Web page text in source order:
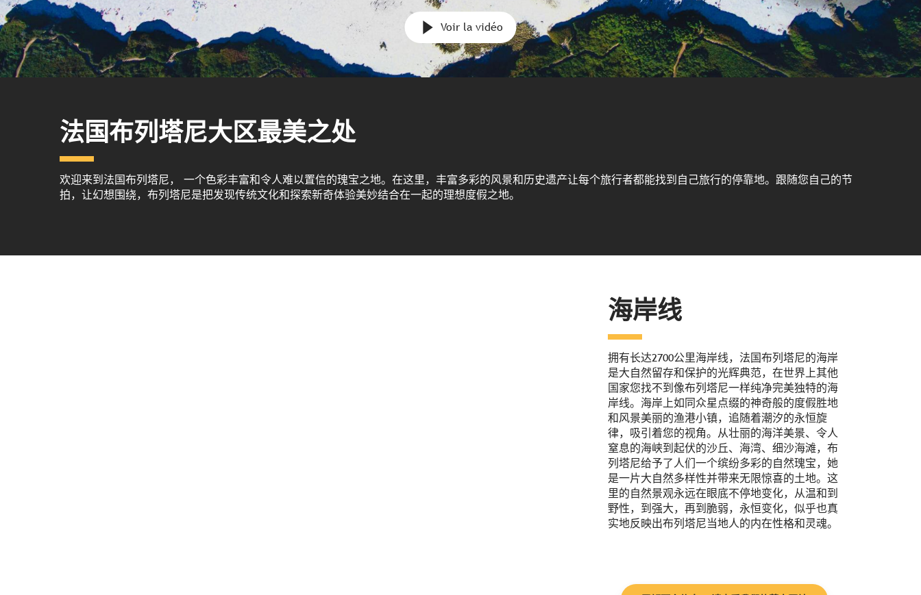
Voir la vidéo
法国布列塔尼大区最美之处
欢迎来到法国布列塔尼， 一个色彩丰富和令人难以置信的瑰宝之地。在这里，丰富多彩的风景和历史遗产让每个旅行者都能找到自己旅行的停靠地。跟随您自己的节
拍，让幻想围绕，布列塔尼是把发现传统文化和探索新奇体验美妙结合在一起的理想度假之地。
海岸线
拥有长达2700公里海岸线，法国布列塔尼的海岸
是大自然留存和保护的光辉典范，在世界上其他
国家您找不到像布列塔尼一样纯净完美独特的海
岸线。海岸上如同众星点缀的神奇般的度假胜地
和风景美丽的渔港小镇，追随着潮汐的永恒旋
律，吸引着您的视角。从壮丽的海洋美景、令人
窒息的海峡到起伏的沙丘、海湾、细沙海滩，布
列塔尼给予了人们一个缤纷多彩的自然瑰宝，她
是一片大自然多样性并带来无限惊喜的土地。这
里的自然景观永远在眼底不停地变化，从温和到
野性，到强大，再到脆弱，永恒变化，似乎也真
实地反映出布列塔尼当地人的内在性格和灵魂。